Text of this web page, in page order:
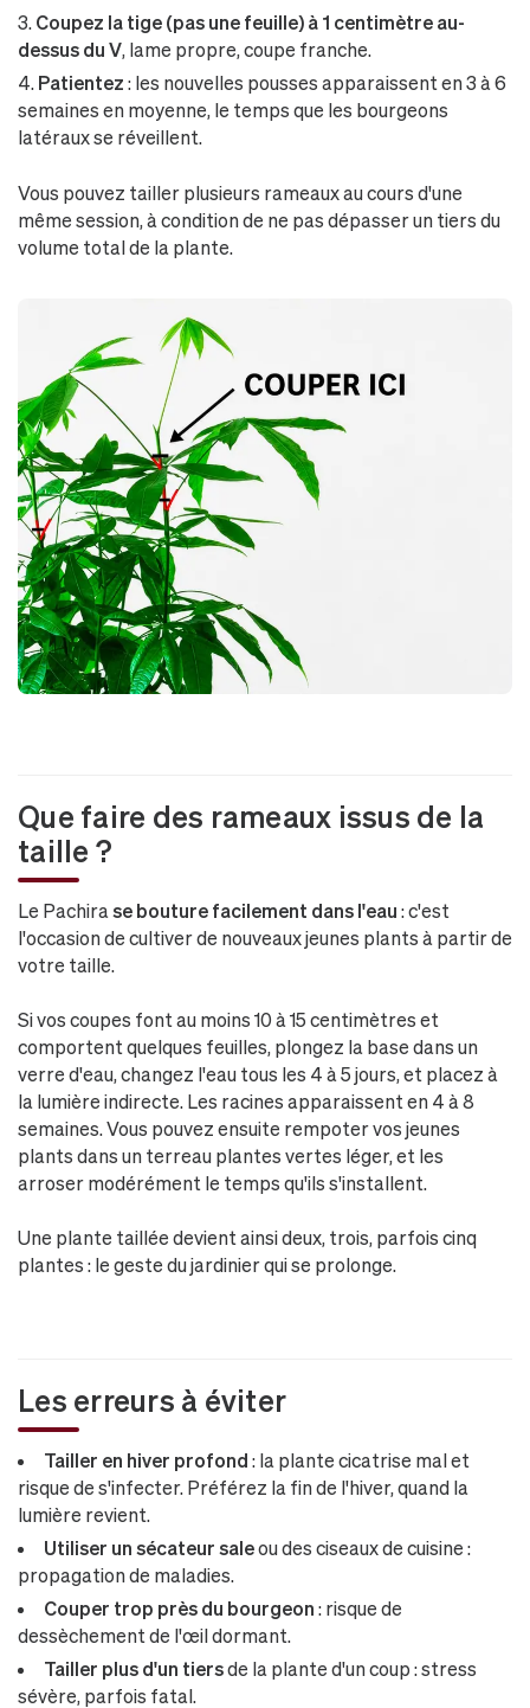
Coupez la tige (pas une feuille) à 1 centimètre au-
dessus du V, lame propre, coupe franche.
Patientez : les nouvelles pousses apparaissent en 3 à 6
semaines en moyenne, le temps que les bourgeons
latéraux se réveillent.
Vous pouvez tailler plusieurs rameaux au cours d'une
même session, à condition de ne pas dépasser un tiers du
volume total de la plante.
Que faire des rameaux issus de la
taille ?
Le Pachira se bouture facilement dans l'eau : c'est
l'occasion de cultiver de nouveaux jeunes plants à partir de
votre taille.
Si vos coupes font au moins 10 à 15 centimètres et
comportent quelques feuilles, plongez la base dans un
verre d'eau, changez l'eau tous les 4 à 5 jours, et placez à
la lumière indirecte. Les racines apparaissent en 4 à 8
semaines. Vous pouvez ensuite rempoter vos jeunes
plants dans un terreau plantes vertes léger, et les
arroser modérément le temps qu'ils s'installent.
Une plante taillée devient ainsi deux, trois, parfois cinq
plantes : le geste du jardinier qui se prolonge.
Les erreurs à éviter
Tailler en hiver profond : la plante cicatrise mal et
risque de s'infecter. Préférez la fin de l'hiver, quand la
lumière revient.
Utiliser un sécateur saleou des ciseaux de cuisine :
propagation de maladies.
Couper trop près du bourgeon : risque de
dessèchement de l'œil dormant.
Tailler plus d'un tiersde la plante d'un coup : stress
sévère, parfois fatal.